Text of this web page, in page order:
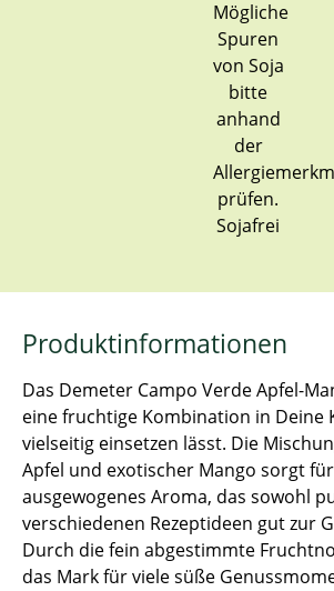
Sojafrei
Produktinformationen
Das Demeter Campo Verde Apfel-
eine fruchtige Kombination in Deine
vielseitig einsetzen lässt. Die
Apfel und exotischer Mango sorgt
ausgewogenes Aroma, das sowohl
verschiedenen Rezeptideen gut zur
Durch die fein abgestimmte
das Mark für viele süße